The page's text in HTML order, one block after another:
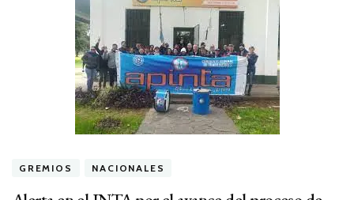
GREMIOS NACIONALES